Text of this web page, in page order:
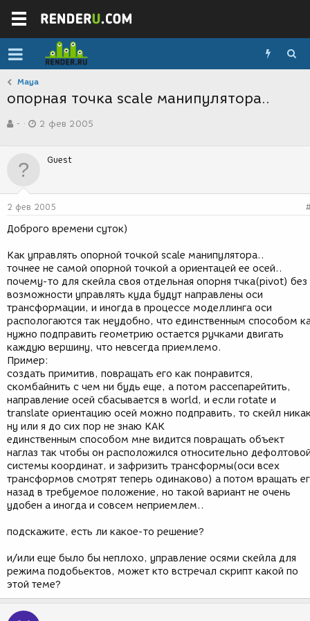
Maya
опорная точка scale манипулятора..
в
р
м
ы
-
а
д
н
я
2 фев 2005
Guest
2 фев 2005
Доброго времени суток)
Как управлять опорной точкой scale манипулятора..
точнее не самой опорной точкой а ориентацей ее осей..
почему-то для скейла своя отдельная опорня тчка(pivot) без
возможности управлять куда будут направлены оси
трансформации, и иногда в процессе моделлинга оси
распологаются так неудобно, что единственным способом
нужно подправить геометрию остается ручками двигать
каждую вершину, что невсегда приемлемо.
Пример:
создать примитив, повращать его как понравится,
скомбайнить с чем ни будь еще, а потом рассепарейтить,
направление осей сбасывается в world, и если rotate и
translate ориентацию осей можно подправить, то скейл
ну или я до сих пор не знаю КАК
единственным способом мне видится повращать объект
наглаз так чтобы он расположился относительно
системы координат, и зафризить трансформы(оси всех
трансформов смотрят теперь одинаково) а потом вращать
назад в требуемое положение, но такой вариант не очень
удобен а иногда и совсем неприемлем..
подскажите, есть ли какое-то решение?
и/или еще было бы неплохо, управление осями скейла для
режима подобьектов, может кто встречал скрипт какой по
этой теме?